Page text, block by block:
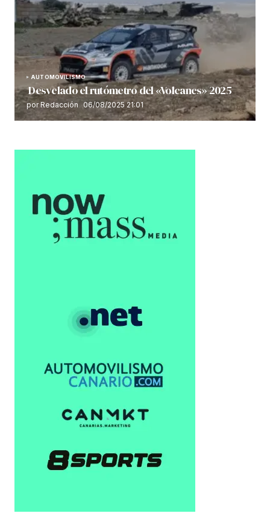
AUTOMOVILISMO
Desvelado el rutómetro del «Volcanes» 2025
por Redacción 06/08/2025 21:01